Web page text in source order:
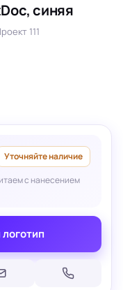
синяя
111
Уточняйте наличие
с нанесением